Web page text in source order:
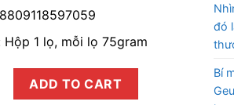
8809118597059
Hộp 1 lọ, mỗi lọ 75gram
Quốc (Korean Black ginseng) Dạng lát
ADD TO CART
đó
Bí